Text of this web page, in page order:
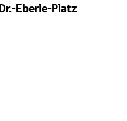
Eberle-Platz